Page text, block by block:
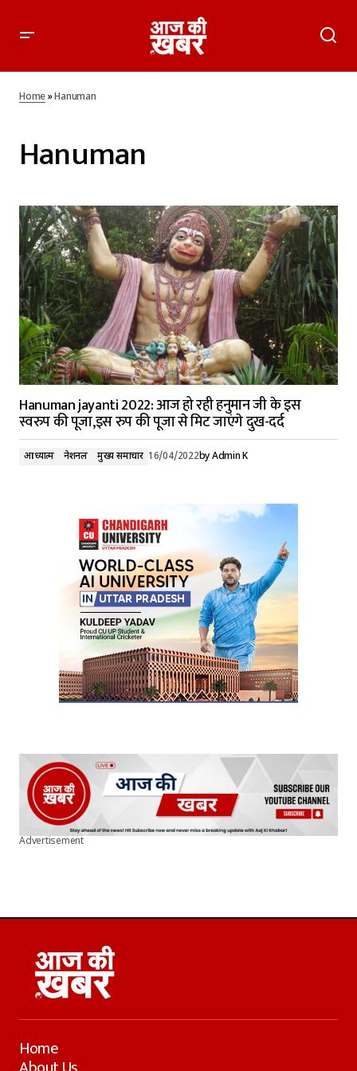
Home»Hanuman
Hanuman
Hanuman jayanti 2022: आज हो रही हनुमान जी के इस
स्वरुप की पूजा,इस रुप की पूजा से मिट जाएंगे दुख-दर्द
आध्यात्म नेशनल मुख्य समाचार 16/04/2022byAdmin K
Advertisement
Home